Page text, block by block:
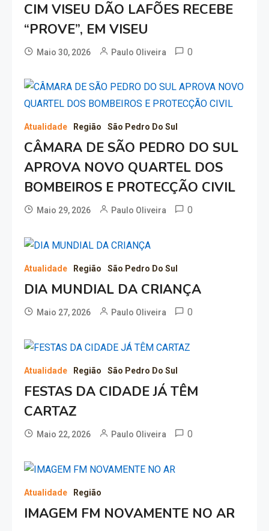
CIM VISEU DÃO LAFÕES RECEBE
“PROVE”, EM VISEU
Maio 30, 2026 Paulo Oliveira 0
Atualidade Região São Pedro Do Sul
CÂMARA DE SÃO PEDRO DO SUL
APROVA NOVO QUARTEL DOS
BOMBEIROS E PROTECÇÃO CIVIL
Maio 29, 2026 Paulo Oliveira 0
Atualidade Região São Pedro Do Sul
DIA MUNDIAL DA CRIANÇA
Maio 27, 2026 Paulo Oliveira 0
Atualidade Região São Pedro Do Sul
FESTAS DA CIDADE JÁ TÊM
CARTAZ
Maio 22, 2026 Paulo Oliveira 0
Atualidade Região
IMAGEM FM NOVAMENTE NO AR